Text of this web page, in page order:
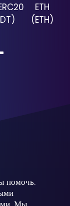
)
ETH
(ETH)
помочь.